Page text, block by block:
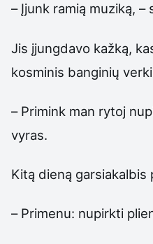
– Įjunk ramią muziką, –
Jis įjungdavo kažką,
kosminis banginių
– Primink man rytoj
vyras.
Kitą dieną garsiakalbis
– Primenu: nupirkti